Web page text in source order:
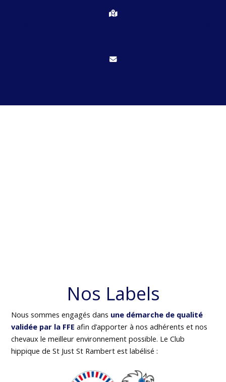
Nos Labels
Nous sommes engagés dans une démarche de qualité
validée par la FFE afin d’apporter à nos adhérents et nos
chevaux le meilleur environnement possible. Le Club
hippique de St Just St Rambert est labélisé :